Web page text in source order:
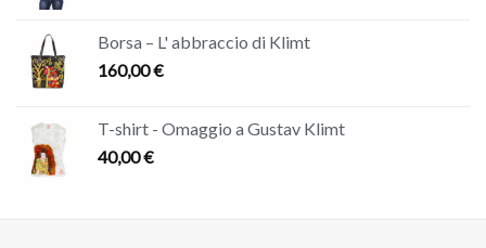
Borsa – L' abbraccio di Klimt
160,00€
T-shirt - Omaggio a Gustav Klimt
40,00€